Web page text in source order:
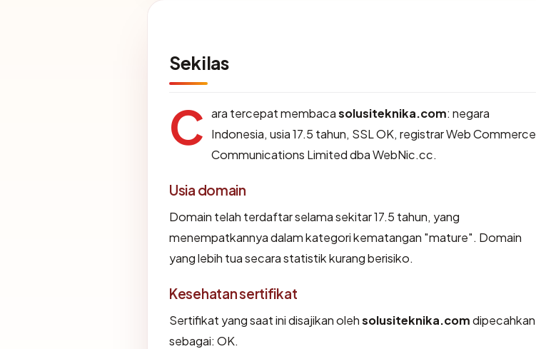
Sekilas
C ara tercepat membacasolusiteknika.com: negara
Indonesia, usia 17.5 tahun, SSL OK, registrar Web Commerce
Communications Limited dba WebNic.cc.
Usia domain
Domain telah terdaftar selama sekitar 17.5 tahun, yang
menempatkannya dalam kategori kematangan "mature". Domain
yang lebih tua secara statistik kurang berisiko.
Kesehatan sertifikat
Sertifikat yang saat ini disajikan olehsolusiteknika.comdipecahkan
sebagai: OK.